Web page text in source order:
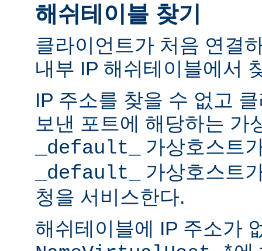
해쉬테이블 찾기
클라이언트가 처음 연결
내부 IP 해쉬테이블에서
IP 주소를 찾을 수 없고
보낸 포트에 해당하는 가
_default_
가상호스트
_default_
가상호스트
청을 서비스한다.
해쉬테이블에 IP 주소가